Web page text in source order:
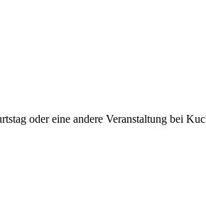
oder eine andere Veranstaltung bei